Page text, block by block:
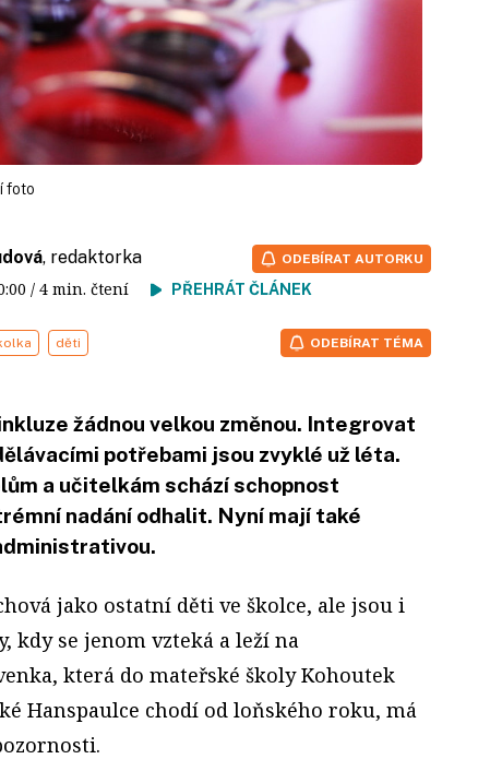
foto
, redaktorka
/ 4 min. čtení PŘEHRÁT ČLÁNEK
ODEBÍRAT AUTORKU
děti ODEBÍRAT TÉMA
žádnou velkou změnou. Integrovat
potřebami jsou zvyklé už léta.
a učitelkám schází schopnost
nadání odhalit. Nyní mají také
jako ostatní děti ve školce, ale jsou i
kdy se jenom vzteká a leží na
která do mateřské školy Kohoutek
Hanspaulce chodí od loňského roku, má